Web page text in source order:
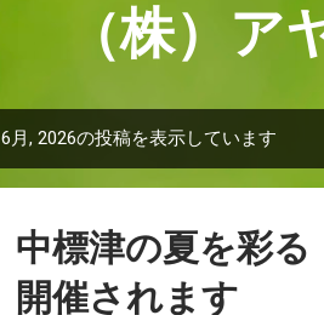
（株）
6月, 2026の投稿を表示しています
中標津の夏を彩る
開催されます